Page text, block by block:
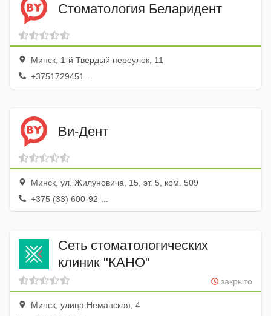
Стоматология Беларидент
Минск, 1-й Твердый переулок, 11
+3751729451...
Ви-Дент
Минск, ул. Жилуновича, 15, эт. 5, ком. 509
+375 (33) 600-92-...
Сеть стоматологических
клиник "КАНО"
закрыто
Минск, улица Нёманская, 4